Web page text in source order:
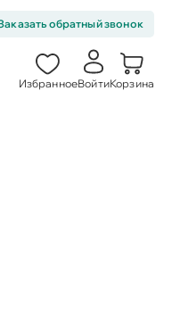
обратный звонок
ИзбранноеВойтиКорзина